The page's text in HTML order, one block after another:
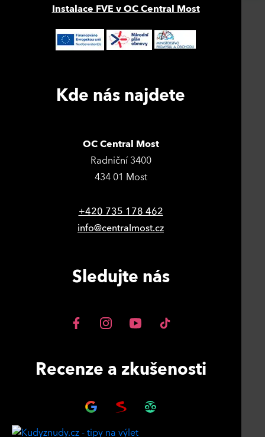
Instalace FVE v OC Central Most
Kde nás najdete
OC Central Most
Radniční 3400
434 01 Most
+420 735 178 462
info@centralmost.cz
Sledujte nás
Recenze a zkušenosti